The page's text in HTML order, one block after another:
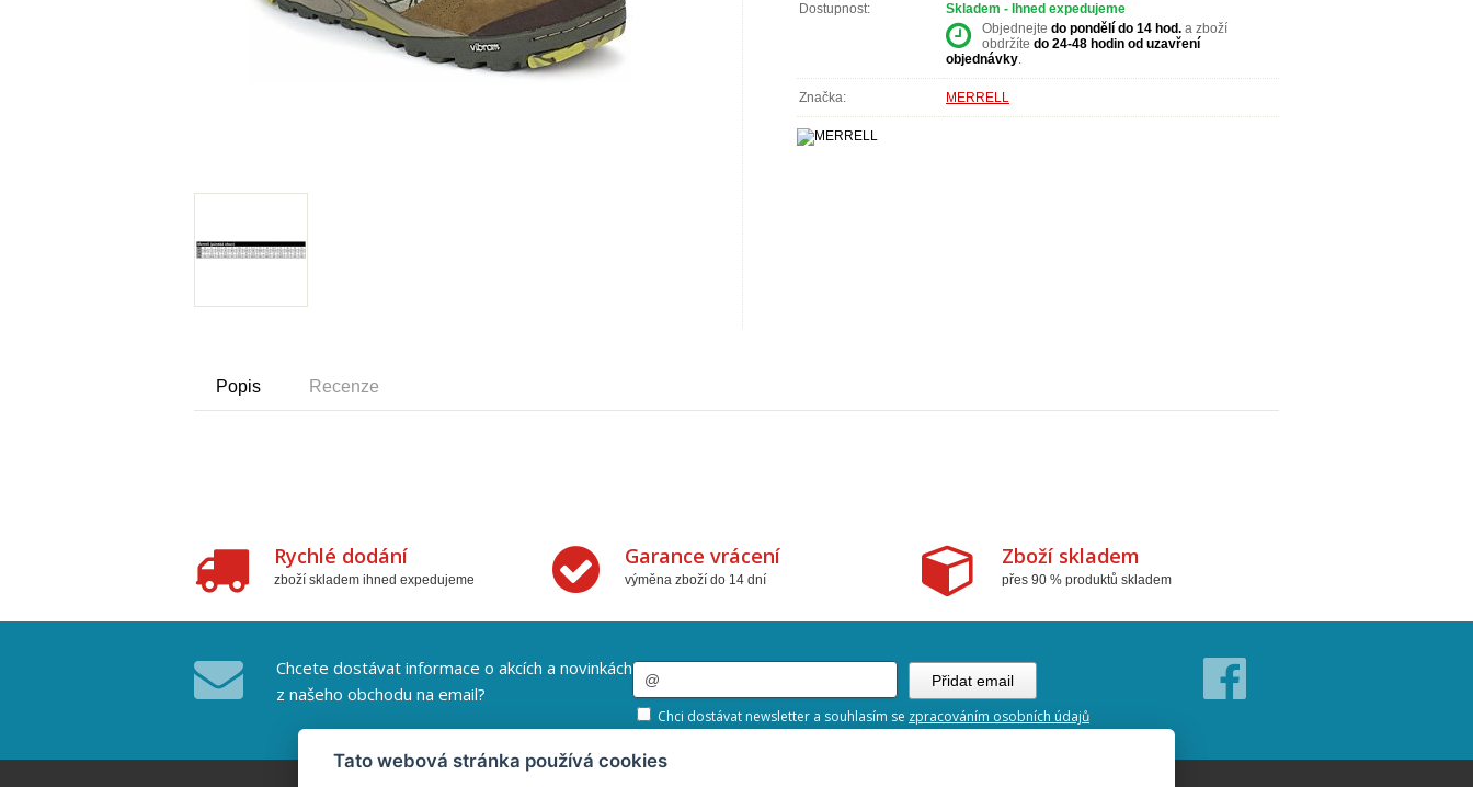
Dostupnost:
Skladem - Ihned expedujeme
Objednejte do pondělí do 14 hod. a zboží
obdržíte do 24-48 hodin od uzavření
objednávky.
Značka: MERRELL
Popis Recenze
Rychlé dodání
zboží skladem ihned expedujeme
Garance vrácení
výměna zboží do 14 dní
Zboží skladem
přes 90 % produktů skladem
Chcete dostávat informace o akcích a novinkách
z našeho obchodu na email?
Chci dostávat newsletter a souhlasím se zpracováním osobních údajů
Tato webová stránka používá cookies